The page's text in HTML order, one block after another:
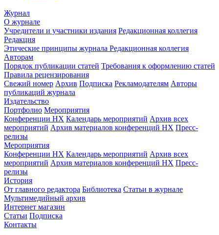
Журнал
О журнале
Учредители и участники издания Редакционная коллегия
Редакция
Этические принципы журнала Редакционная коллегия
Авторам
Порядок публикации статей Требования к оформлению статей
Правила рецензирования
Свежий номер Архив Подписка Рекламодателям Авторы
публикаций журнала
Издательство
Портфолио Мероприятия
Конференции НХ Календарь мероприятий Архив всех
мероприятий Архив материалов конференций НХ Пресс-
релизы
Мероприятия
Конференции НХ Календарь мероприятий Архив всех
мероприятий Архив материалов конференций НХ Пресс-
релизы
История
От главного редактора Библиотека Статьи в журнале
Мультимедийный архив
Интернет магазин
Статьи Подписка
Контакты